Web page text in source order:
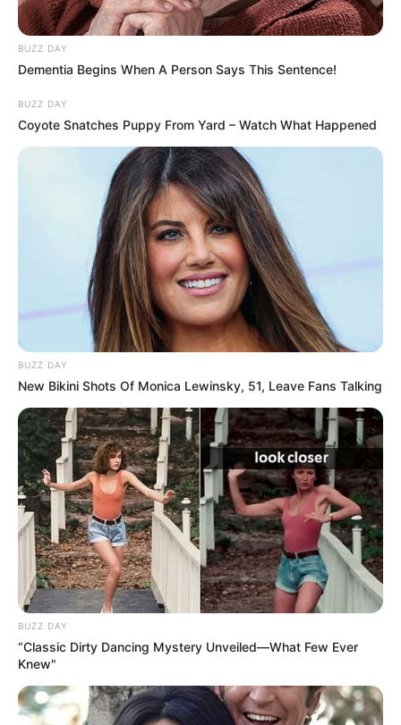
ΤΑ ΠΙΟ ΔΗΜΟΦΙΛΗ
BUZZ DAY
Dementia Begins When A Person Says This Sentence!
BUZZ DAY
Coyote Snatches Puppy From Yard – Watch What Happened
BUZZ DAY
New Bikini Shots Of Monica Lewinsky, 51, Leave Fans Talking
BUZZ DAY
“Classic Dirty Dancing Mystery Unveiled—What Few Ever
Knew"